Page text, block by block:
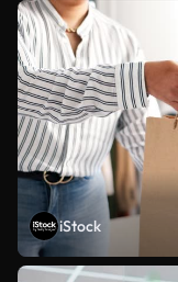
iStock